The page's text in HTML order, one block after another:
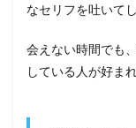
なセリフを吐いて
会えない時間でも
している人が好まれ